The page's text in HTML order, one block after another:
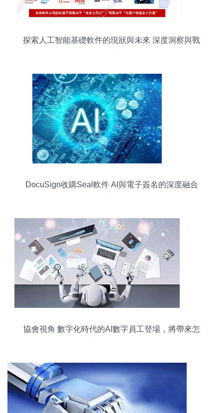
探索人工智能基礎軟件的現狀與未來 深度洞察與戰
DocuSign收購Seal軟件 AI與電子簽名的深度融合
協會視角 數字化時代的AI數字員工登場，將帶來怎